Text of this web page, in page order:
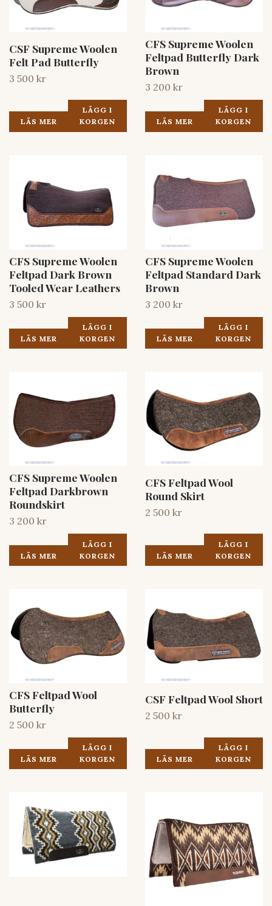
CSF Supreme Woolen
Felt Pad Butterfly
3 500 kr
LÄS MER
LÄGG I
KORGEN
CFS Supreme Woolen
Feltpad Butterfly Dark
Brown
3 200 kr
LÄS MER
LÄGG I
KORGEN
CFS Supreme Woolen
Feltpad Dark Brown
Tooled Wear Leathers
3 500 kr
LÄS MER
LÄGG I
KORGEN
CFS Supreme Woolen
Feltpad Standard Dark
Brown
3 200 kr
LÄS MER
LÄGG I
KORGEN
CFS Supreme Woolen
Feltpad Darkbrown
Roundskirt
3 200 kr
LÄS MER
LÄGG I
KORGEN
CFS Feltpad Wool
Round Skirt
2 500 kr
LÄS MER
LÄGG I
KORGEN
CFS Feltpad Wool
Butterfly
2 500 kr
LÄS MER
LÄGG I
KORGEN
CSF Feltpad Wool Short
2 500 kr
LÄS MER
LÄGG I
KORGEN